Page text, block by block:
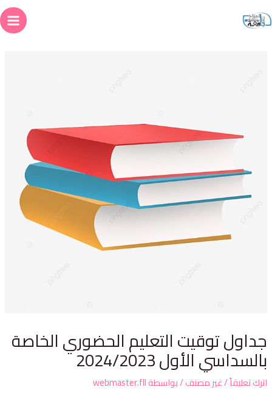
توقيت التعليم الحضوري الخاصة
الأول 2024/2023
تعليقاً/غير مصنف/ بواسطةwebmaster.fll